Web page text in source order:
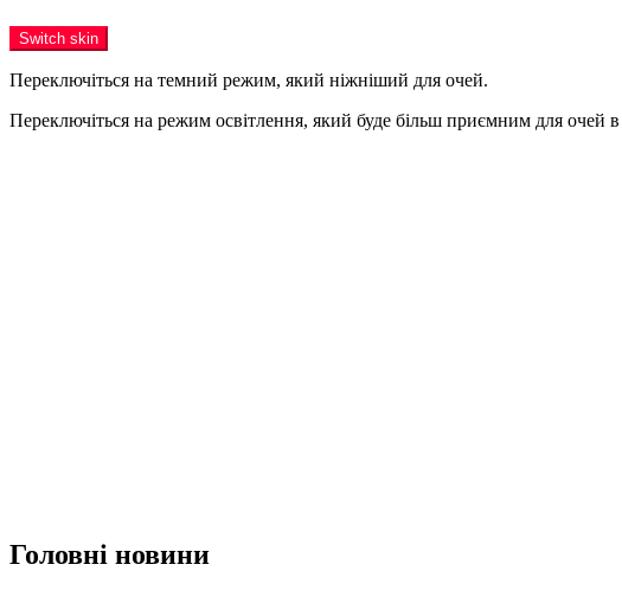
Switch skin
Переключіться на темний режим, який ніжніший для очей.
Переключіться на режим освітлення, який буде більш приємним для очей
Головні новини